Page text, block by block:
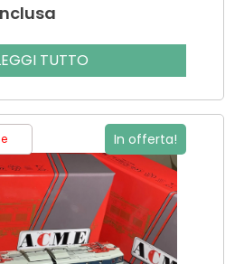
TUTTO
In offerta!